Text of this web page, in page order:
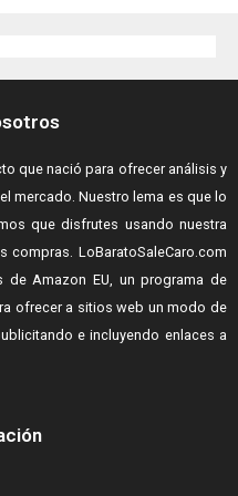
que nació para ofrecer análisis y
mercado. Nuestro lema es que lo
que disfrutes usando nuestra
compras. LoBaratoSaleCaro.com
Amazon EU, un programa de
ofrecer a sitios web un modo de
e incluyendo enlaces a